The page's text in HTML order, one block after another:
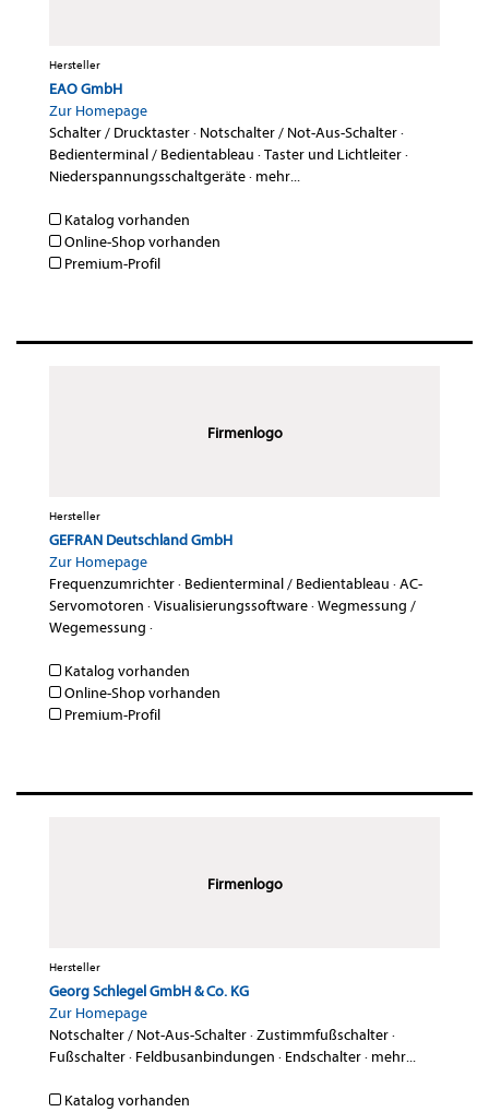
Hersteller
EAO GmbH
Zur Homepage
Schalter / Drucktaster· Notschalter / Not-Aus-Schalter·
Bedienterminal / Bedientableau ·Taster und Lichtleiter·
Niederspannungsschaltgeräte· mehr...
Katalog vorhanden
Online-Shop vorhanden
Premium-Profil
Firmenlogo
Hersteller
GEFRAN Deutschland GmbH
Zur Homepage
Frequenzumrichter· Bedienterminal / Bedientableau ·AC-
Servomotoren ·Visualisierungssoftware·Wegmessung /
Wegemessung ·
Katalog vorhanden
Online-Shop vorhanden
Premium-Profil
Firmenlogo
Hersteller
Georg Schlegel GmbH & Co. KG
Zur Homepage
Notschalter / Not-Aus-Schalter·Zustimmfußschalter·
Fußschalter· Feldbusanbindungen · Endschalter· mehr...
Katalog vorhanden